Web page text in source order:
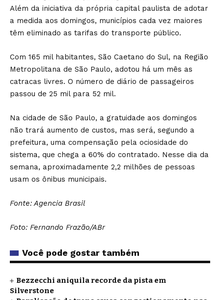
Além da iniciativa da própria capital paulista de adotar
a medida aos domingos, municípios cada vez maiores
têm eliminado as tarifas do transporte público.
Com 165 mil habitantes, São Caetano do Sul, na Região
Metropolitana de São Paulo, adotou há um mês as
catracas livres. O número de diário de passageiros
passou de 25 mil para 52 mil.
Na cidade de São Paulo, a gratuidade aos domingos
não trará aumento de custos, mas será, segundo a
prefeitura, uma compensação pela ociosidade do
sistema, que chega a 60% do contratado. Nesse dia da
semana, aproximadamente 2,2 milhões de pessoas
usam os ônibus municipais.
Fonte: Agencia Brasil
Foto: Fernando Frazão/ABr
Você pode gostar também
Bezzecchi aniquila recorde da pista em
Silverstone